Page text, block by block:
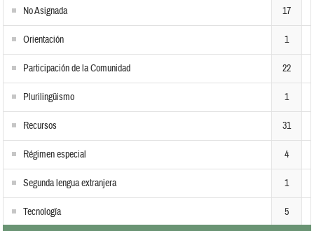
No Asignada 17
Orientación 1
Participación de la Comunidad 22
Plurilingüismo 1
Recursos 31
Régimen especial 4
Segunda lengua extranjera 1
Tecnología 5